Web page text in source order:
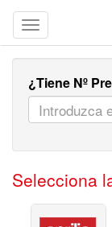
¿Tiene Nº
Selecciona